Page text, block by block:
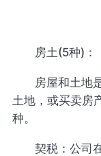
房土(5种)：
房屋和土地
土地，或买卖房
种。
契税：公司